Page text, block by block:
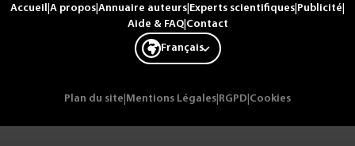
Accueil A propos Annuaire auteurs Experts scientifiques Publicité
Aide & FAQ| Contact
Français
Plan du site Mentions Légales RGPD Cookies